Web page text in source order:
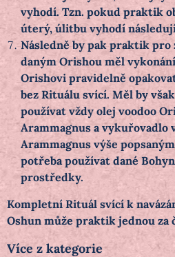
vyhodí. Tzn. pokud praktik
úterý, úlitbu vyhodí
Následně by pak praktik pro
daným Orishou měl
Orishovi pravidelně
bez Rituálu svící. Měl by
používat vždy olej voodoo
Arammagnus a vykuřovadlo
Arammagnus výše
potřeba používat dané
prostředky.
Kompletní Rituál svící k
Oshun může praktik jednou za
Více z kategorie